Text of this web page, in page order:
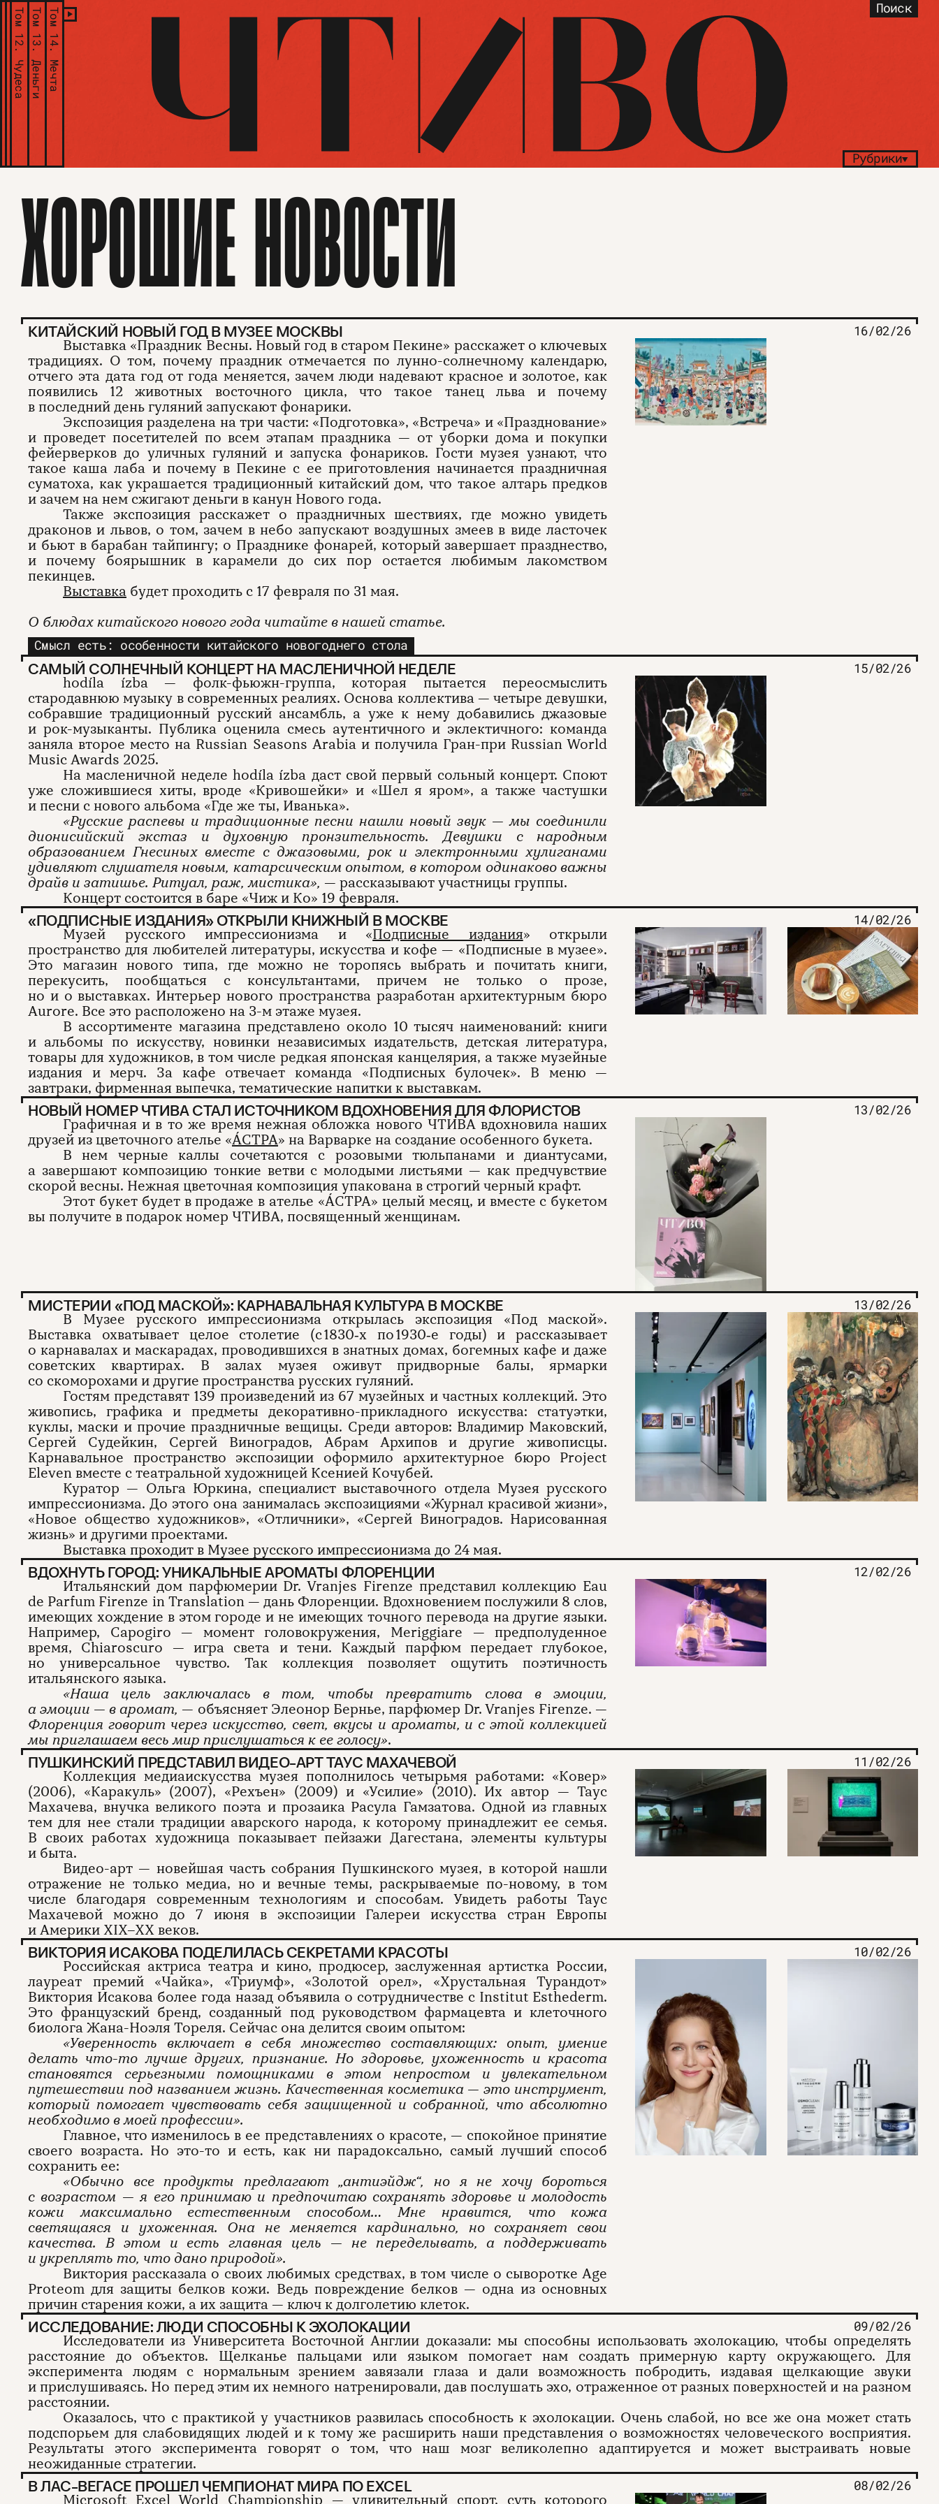
Поиск
Рубрики
Том 12.
Чудеса
Том 13.
Деньги
Том 14.
Мечта
ХОРОШИЕ НОВОСТИ
КИТАЙСКИЙ НОВЫЙ ГОД В МУЗЕЕ МОСКВЫ 16/02/26
Выставка «Праздник Весны. Новый год в старом Пекине» расскажет о ключевых
традициях. О том, почему праздник отмечается по лунно-солнечному календарю,
отчего эта дата год от года меняется, зачем люди надевают красное и золотое, как
появились 12 животных восточного цикла, что такое танец льва и почему
в последний день гуляний запускают фонарики.
Экспозиция разделена на три части: «Подготовка», «Встреча» и «Празднование»
и проведет посетителей по всем этапам праздника — от уборки дома и покупки
фейерверков до уличных гуляний и запуска фонариков. Гости музея узнают, что
такое каша лаба и почему в Пекине с ее приготовления начинается праздничная
суматоха, как украшается традиционный китайский дом, что такое алтарь предков
и зачем на нем сжигают деньги в канун Нового года.
Также экспозиция расскажет о праздничных шествиях, где можно увидеть
драконов и львов, о том, зачем в небо запускают воздушных змеев в виде ласточек
и бьют в барабан тайпингу; о Празднике фонарей, который завершает празднество,
и почему боярышник в карамели до сих пор остается любимым лакомством
пекинцев.
Выставка будет проходить с 17 февраля по 31 мая.
О блюдах китайского нового года читайте в нашей статье.
Смысл есть: особенности китайского новогоднего стола
САМЫЙ СОЛНЕЧНЫЙ КОНЦЕРТ НА МАСЛЕНИЧНОЙ НЕДЕЛЕ 15/02/26
hodíla ízba — фолк-фьюжн-группа, которая пытается переосмыслить
стародавнюю музыку в современных реалиях. Основа коллектива — четыре девушки,
собравшие традиционный русский ансамбль, а уже к нему добавились джазовые
и рок-музыканты. Публика оценила смесь аутентичного и эклектичного: команда
заняла второе место на Russian Seasons Arabia и получила Гран-при Russian World
Music Awards 2025.
На масленичной неделе hodíla ízba даст свой первый сольный концерт. Споют
уже сложившиеся хиты, вроде «Кривошейки» и «Шел я яром», а также частушки
и песни с нового альбома «Где же ты, Иванька».
«Русские распевы и традиционные песни нашли новый звук — мы соединили
дионисийский экстаз и духовную пронзительность. Девушки с народным
образованием Гнесиных вместе с джазовыми, рок и электронными хулиганами
удивляют слушателя новым, катарсическим опытом, в котором одинаково важны
драйв и затишье. Ритуал, раж, мистика», — рассказывают участницы группы.
Концерт состоится в баре «Чиж и Ко» 19 февраля.
«ПОДПИСНЫЕ ИЗДАНИЯ» ОТКРЫЛИ КНИЖНЫЙ В МОС­КВЕ 14/02/26
Музей русского импрессионизма и «Подписные издания» открыли
пространство для любителей литературы, искусства и кофе — «Подписные в музее».
Это магазин нового типа, где можно не торопясь выбрать и почитать книги,
перекусить, пообщаться с консультантами, причем не только о прозе,
но и о выставках. Интерьер нового пространства разработан архитектурным бюро
Aurore. Все это расположено на 3-м этаже музея.
В ассортименте магазина представлено около 10 тысяч наименований: книги
и альбомы по искусству, новинки независимых издательств, детская литература,
товары для художников, в том числе редкая японская канцелярия, а также музейные
издания и мерч. За кафе отвечает команда «Подписных булочек». В меню —
завтраки, фирменная выпечка, тематические напитки к выставкам.
НОВЫЙ НОМЕР ЧТИВА СТАЛ ИСТОЧНИКОМ ВДОХНОВЕНИЯ ДЛЯ ФЛОРИСТОВ 13/02/26
Графичная и в то же время нежная обложка нового ЧТИВА вдохновила наших
друзей из цветочного ателье «ÁСТРА» на Варварке на создание особенного букета.
В нем черные каллы сочетаются с розовыми тюльпанами и диантусами,
а завершают композицию тонкие ветви с молодыми листьями — как предчувствие
скорой весны. Нежная цветочная композиция упакована в строгий черный крафт.
Этот букет будет в продаже в ателье «ÁСТРА» целый месяц, и вместе с букетом
вы получите в подарок номер ЧТИВА, посвященный женщинам.
МИСТЕРИИ «ПОД МАСКОЙ»: КАРНАВАЛЬНАЯ КУЛЬТУРА В МОСКВЕ 13/02/26
В Музее русского импрессионизма открылась экспозиция «Под маской».
Выставка охватывает целое столетие (с 1830‑х по 1930‑е годы) и рассказывает
о карнавалах и маскарадах, проводившихся в знатных домах, богемных кафе и даже
советских квартирах. В залах музея оживут придворные балы, ярмарки
со скоморохами и другие пространства русских гуляний.
Гостям представят 139 произведений из 67 музейных и частных коллекций. Это
живопись, графика и предметы декоративно-прикладного искусства: статуэтки,
куклы, маски и прочие праздничные вещицы. Среди авторов: Владимир Маковский,
Сергей Судейкин, Сергей Виноградов, Абрам Архипов и другие живописцы.
Карнавальное пространство экспозиции оформило архитектурное бюро Project
Eleven вместе с театральной художницей Ксенией Кочубей.
Куратор — Ольга Юркина, специалист выставочного отдела Музея русского
импрессионизма. До этого она занималась экспозициями «Журнал красивой жизни»,
«Новое общество художников», «Отличники», «Сергей Виноградов. Нарисованная
жизнь» и другими проектами.
Выставка проходит в Музее русского импрессионизма до 24 мая.
ВДОХНУТЬ ГОРОД: УНИКАЛЬНЫЕ АРОМАТЫ ФЛОРЕНЦИИ 12/02/26
Итальянский дом парфюмерии Dr. Vranjes Firenze представил коллекцию Eau
de Parfum Firenze in Translation — дань Флоренции. Вдохновением послужили 8 слов,
имеющих хождение в этом городе и не имеющих точного перевода на другие языки.
Например, Capogiro — момент головокружения, Meriggiare — предполуденное
время, Chiaroscuro — игра света и тени. Каждый парфюм передает глубокое,
но универсальное чувство. Так коллекция позволяет ощутить поэтичность
итальянского языка.
«Наша цель заключалась в том, чтобы превратить слова в эмоции,
а эмоции — в аромат, — объясняет Элеонор Бернье, парфюмер Dr. Vranjes Firenze. —
Флоренция говорит через искусство, свет, вкусы и ароматы, и с этой коллекцией
мы приглашаем весь мир прислушаться к ее голосу».
ПУШКИНСКИЙ ПРЕДСТАВИЛ ВИДЕО-АРТ ТАУС МАХАЧЕВОЙ 11/02/26
Коллекция медиаискусства музея пополнилось четырьмя работами: «Ковер»
(2006), «Каракуль» (2007), «Рехъен» (2009) и «Усилие» (2010). Их автор — Таус
Махачева, внучка великого поэта и прозаика Расула Гамзатова. Одной из главных
тем для нее стали традиции аварского народа, к которому принадлежит ее семья.
В своих работах художница показывает пейзажи Дагестана, элементы культуры
и быта.
Видео-арт — новейшая часть собрания Пушкинского музея, в которой нашли
отражение не только медиа, но и вечные темы, раскрываемые по-новому, в том
числе благодаря современным технологиям и способам. Увидеть работы Таус
Махачевой можно до 7 июня в экспозиции Галереи искусства стран Европы
и Америки XIX–XX веков.
ВИКТОРИЯ ИСАКОВА ПОДЕЛИЛАСЬ СЕКРЕТАМИ КРАСОТЫ 10/02/26
Российская актриса театра и кино, продюсер, заслуженная артистка России,
лауреат премий «Чайка», «Триумф», «Золотой орел», «Хрустальная Турандот»
Виктория Исакова более года назад объявила о сотрудничестве с Institut Esthederm.
Это французский бренд, созданный под руководством фармацевта и клеточного
биолога Жана-Ноэля Тореля. Сейчас она делится своим опытом:
«Уверенность включает в себя множество составляющих: опыт, умение
делать что-то лучше других, признание. Но здоровье, ухоженность и красота
становятся серьезными помощниками в этом непростом и увлекательном
путешествии под названием жизнь. Качественная косметика — это инструмент,
который помогает чувствовать себя защищенной и собранной, что абсолютно
необходимо в моей профессии».
Главное, что изменилось в ее представлениях о красоте, — спокойное принятие
своего возраста. Но это-то и есть, как ни парадоксально, самый лучший способ
сохранить ее:
«Обычно все продукты предлагают „антиэйдж“, но я не хочу бороться
с возрастом — я его принимаю и предпочитаю сохранять здоровье и молодость
кожи максимально естественным способом… Мне нравится, что кожа
светящаяся и ухоженная. Она не меняется кардинально, но сохраняет свои
качества. В этом и есть главная цель — не переделывать, а поддерживать
и укреплять то, что дано природой».
Виктория рассказала о своих любимых средствах, в том числе о сыворотке Age
Proteom для защиты белков кожи. Ведь повреждение белков — одна из основных
причин старения кожи, а их защита — ключ к долголетию клеток.
ИССЛЕДОВАНИЕ: ЛЮДИ СПОСОБНЫ К ЭХОЛОКАЦИИ 09/02/26
Исследователи из Университета Восточной Англии доказали: мы способны использовать эхолокацию, чтобы определять
расстояние до объектов. Щелканье пальцами или языком помогает нам создать примерную карту окружающего. Для
эксперимента людям с нормальным зрением завязали глаза и дали возможность побродить, издавая щелкающие звуки
и прислушиваясь. Но перед этим их немного натренировали, дав послушать эхо, отраженное от разных поверхностей и на разном
расстоянии.
Оказалось, что с практикой у участников развилась способность к эхолокации. Очень слабой, но все же она может стать
подспорьем для слабовидящих людей и к тому же расширить наши представления о возможностях человеческого восприятия.
Результаты этого эксперимента говорят о том, что наш мозг великолепно адаптируется и может выстраивать новые
неожиданные стратегии.
В ЛАС-ВЕГАСЕ ПРОШЕЛ ЧЕМПИОНАТ МИРА ПО EXCEL 08/02/26
Microsoft Excel World Championship — удивительный спорт, суть которого